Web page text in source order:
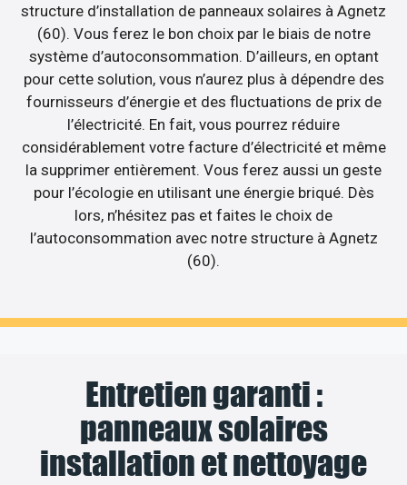
structure d’installation de panneaux solaires à Agnetz
(60). Vous ferez le bon choix par le biais de notre
système d’autoconsommation. D’ailleurs, en optant
pour cette solution, vous n’aurez plus à dépendre des
fournisseurs d’énergie et des fluctuations de prix de
l’électricité. En fait, vous pourrez réduire
considérablement votre facture d’électricité et même
la supprimer entièrement. Vous ferez aussi un geste
pour l’écologie en utilisant une énergie briqué. Dès
lors, n’hésitez pas et faites le choix de
l’autoconsommation avec notre structure à Agnetz
(60).
Entretien garanti :
panneaux solaires
installation et nettoyage